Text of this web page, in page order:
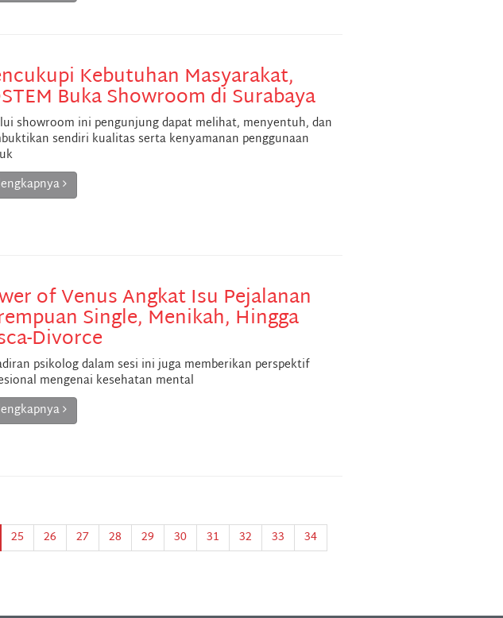
Kebutuhan Masyarakat,
Buka Showroom di Surabaya
showroom ini pengunjung dapat melihat, menyentuh, dan
sendiri kualitas serta kenyamanan penggunaan
of Venus Angkat Isu Pejalanan
Single, Menikah, Hingga
Divorce
psikolog dalam sesi ini juga memberikan perspektif
mengenai kesehatan mental
25 26 27 28 29 30 31 32 33
34